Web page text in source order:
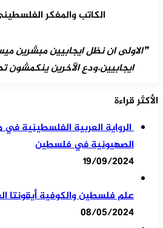
الكاتب والمفكر
❞الاولى ان نظل ايجابيين مبشرين
ايجابيين،ودع الآخرين
الأكثر قراءة
الرواية العربية الفلسطينية في
الصهيونية في فلسطين
19/09/2024
علم فلسطين والكوفية أيقونتا
08/05/2024